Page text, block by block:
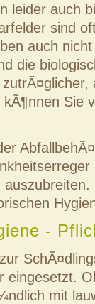
leider auch
sind
auch
die
Sie
-
eingesetzt.
mit